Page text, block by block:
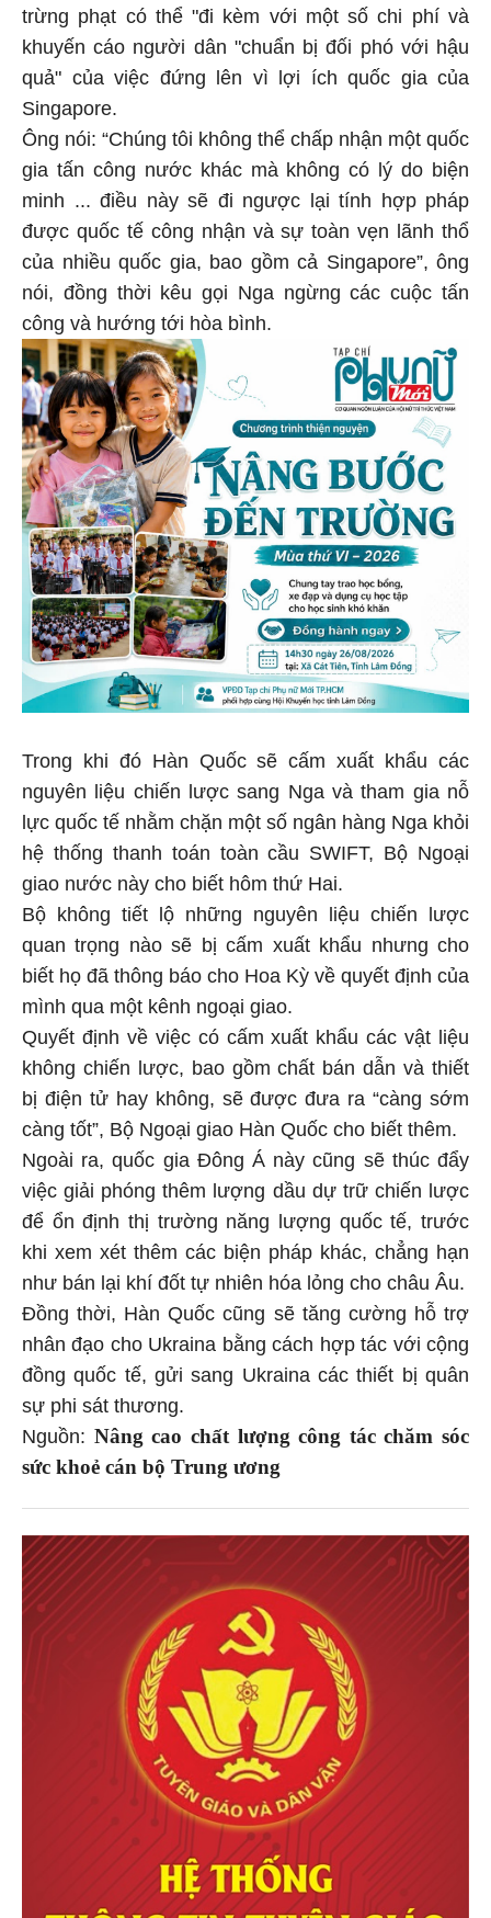
trừng phạt có thể "đi kèm với một số chi phí và
khuyến cáo người dân "chuẩn bị đối phó với hậu
quả" của việc đứng lên vì lợi ích quốc gia của
Singapore.
Ông nói: “Chúng tôi không thể chấp nhận một quốc
gia tấn công nước khác mà không có lý do biện
minh ... điều này sẽ đi ngược lại tính hợp pháp
được quốc tế công nhận và sự toàn vẹn lãnh thổ
của nhiều quốc gia, bao gồm cả Singapore”, ông
nói, đồng thời kêu gọi Nga ngừng các cuộc tấn
công và hướng tới hòa bình.
Trong khi đó Hàn Quốc sẽ cấm xuất khẩu các
nguyên liệu chiến lược sang Nga và tham gia nỗ
lực quốc tế nhằm chặn một số ngân hàng Nga khỏi
hệ thống thanh toán toàn cầu SWIFT, Bộ Ngoại
giao nước này cho biết hôm thứ Hai.
Bộ không tiết lộ những nguyên liệu chiến lược
quan trọng nào sẽ bị cấm xuất khẩu nhưng cho
biết họ đã thông báo cho Hoa Kỳ về quyết định của
mình qua một kênh ngoại giao.
Quyết định về việc có cấm xuất khẩu các vật liệu
không chiến lược, bao gồm chất bán dẫn và thiết
bị điện tử hay không, sẽ được đưa ra “càng sớm
càng tốt”, Bộ Ngoại giao Hàn Quốc cho biết thêm.
Ngoài ra, quốc gia Đông Á này cũng sẽ thúc đẩy
việc giải phóng thêm lượng dầu dự trữ chiến lược
để ổn định thị trường năng lượng quốc tế, trước
khi xem xét thêm các biện pháp khác, chẳng hạn
như bán lại khí đốt tự nhiên hóa lỏng cho châu Âu.
Đồng thời, Hàn Quốc cũng sẽ tăng cường hỗ trợ
nhân đạo cho Ukraina bằng cách hợp tác với cộng
đồng quốc tế, gửi sang Ukraina các thiết bị quân
sự phi sát thương.
Nguồn: Nâng cao chất lượng công tác chăm sóc
sức khoẻ cán bộ Trung ương